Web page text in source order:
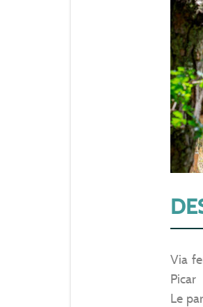
Via
Picar
Le